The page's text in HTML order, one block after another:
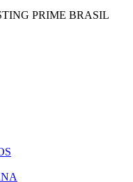
PRIME BRASIL